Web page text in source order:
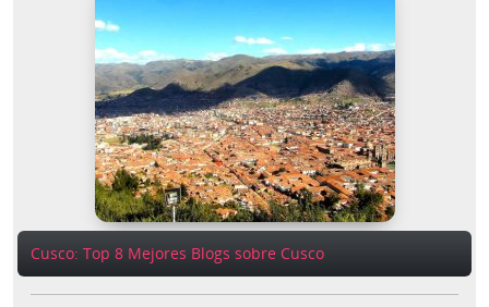
Cusco: Top 8 Mejores Blogs sobre Cusco